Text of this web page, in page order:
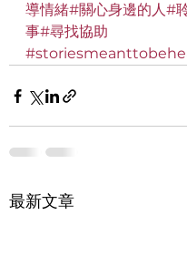
導情緒#關心身邊的人#
事#尋找協助
最新文章